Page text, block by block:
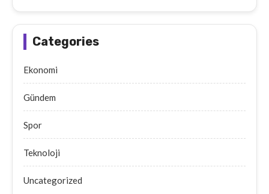
Categories
Ekonomi
Gündem
Spor
Teknoloji
Uncategorized